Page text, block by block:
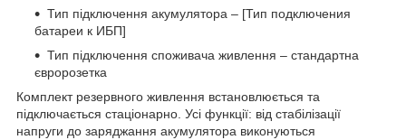
Тип підключення акумулятора – [Тип подключения
батареи к ИБП]
Тип підключення споживача живлення – стандартна
євророзетка
Комплект резервного живлення встановлюється та
підключається стаціонарно. Усі функції: від стабілізації
напруги до заряджання акумулятора виконуються